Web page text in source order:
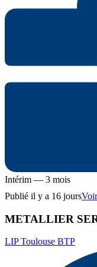
Intérim — 3 mois
Publié il y a 16 jours
METALLIER
LIP Toulouse BTP